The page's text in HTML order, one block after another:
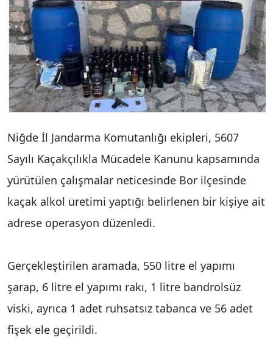
Niğde İl Jandarma Komutanlığı ekipleri, 5607
Sayılı Kaçakçılıkla Mücadele Kanunu kapsamında
yürütülen çalışmalar neticesinde Bor ilçesinde
kaçak alkol üretimi yaptığı belirlenen bir kişiye ait
adrese operasyon düzenledi.
Gerçekleştirilen aramada, 550 litre el yapımı
şarap, 6 litre el yapımı rakı, 1 litre bandrolsüz
viski, ayrıca 1 adet ruhsatsız tabanca ve 56 adet
fişek ele geçirildi.